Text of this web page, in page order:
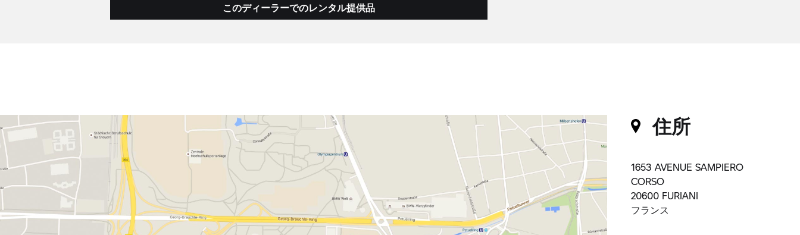
このディーラーでのレンタル提供品
住所
1653 AVENUE SAMPIERO
CORSO
20600 FURIANI
フランス